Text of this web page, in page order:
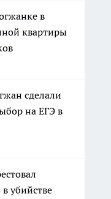
в
квартиры
сделали
на ЕГЭ в
убийстве